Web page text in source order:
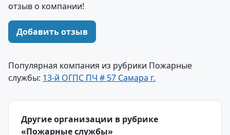
отзыв о компании!
Добавить отзыв
Популярная компания из рубрики Пожарные
службы: 13-й ОГПС ПЧ # 57 Самара г.
Другие организации в рубрике
«Пожарные службы»